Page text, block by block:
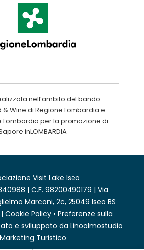
nell’ambito del bando
Wine di Regione Lombardia e
Lombardia per la promozione di
inLOMBARDIA
Visit Lake Iseo
| C.F. 98200490179 | Via
Marconi, 2c, 25049 Iseo BS
| Cookie Policy • Preferenze sulla
e sviluppato da Linoolmostudio
Marketing Turistico